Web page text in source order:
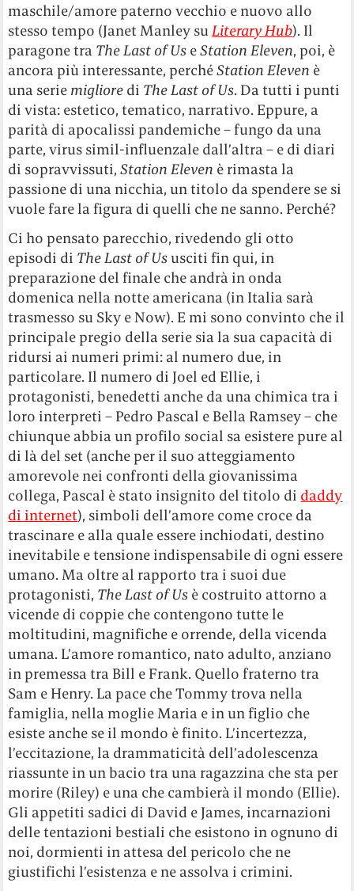
maschile/amore paterno vecchio e nuovo allo
stesso tempo (Janet Manley suLiterary Hub). Il
paragone tra The Last of Us eStation Eleven, poi, è
ancora più interessante, perchéStation Eleven è
una serie migliore di The Last of Us. Da tutti i punti
di vista: estetico, tematico, narrativo. Eppure, a
parità di apocalissi pandemiche – fungo da una
parte, virus simil-influenzale dall’altra – e di diari
di sopravvissuti,Station Eleven è rimasta la
passione di una nicchia, un titolo da spendere se si
vuole fare la figura di quelli che ne sanno. Perché?
Ci ho pensato parecchio, rivedendo gli otto
episodi di The Last of Ususciti fin qui, in
preparazione del finale che andrà in onda
domenica nella notte americana (in Italia sarà
trasmesso su Sky e Now). E mi sono convinto che il
principale pregio della serie sia la sua capacità di
ridursi ai numeri primi: al numero due, in
particolare. Il numero di Joel ed Ellie, i
protagonisti, benedetti anche da una chimica tra i
loro interpreti – Pedro Pascal e Bella Ramsey – che
chiunque abbia un profilo social sa esistere pure al
di là del set (anche per il suo atteggiamento
amorevole nei confronti della giovanissima
collega, Pascal è stato insignito del titolo di daddy
di internet), simboli dell’amore come croce da
trascinare e alla quale essere inchiodati, destino
inevitabile e tensione indispensabile di ogni essere
umano. Ma oltre al rapporto tra i suoi due
protagonisti, The Last of Us è costruito attorno a
vicende di coppie che contengono tutte le
moltitudini, magnifiche e orrende, della vicenda
umana. L’amore romantico, nato adulto, anziano
in premessa tra Bill e Frank. Quello fraterno tra
Sam e Henry. La pace che Tommy trova nella
famiglia, nella moglie Maria e in un figlio che
esiste anche se il mondo è finito. L’incertezza,
l’eccitazione, la drammaticità dell’adolescenza
riassunte in un bacio tra una ragazzina che sta per
morire (Riley) e una che cambierà il mondo (Ellie).
Gli appetiti sadici di David e James, incarnazioni
delle tentazioni bestiali che esistono in ognuno di
noi, dormienti in attesa del pericolo che ne
giustifichi l’esistenza e ne assolva i crimini.